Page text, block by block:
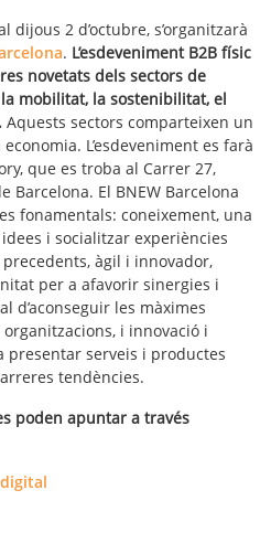
2 d’octubre, s’organitzarà
. L’esdeveniment B2B físic
novetats dels sectors de
mobilitat, la sostenibilitat, el
Aquests sectors comparteixen un
L’esdeveniment es farà
que es troba al Carrer 27,
Barcelona. El BNEW Barcelona
fonamentals: coneixement, una
i socialitzar experiències
àgil i innovador,
per a afavorir sinergies i
d’aconseguir les màximes
i innovació i
serveis i productes
tendències.
poden apuntar a través